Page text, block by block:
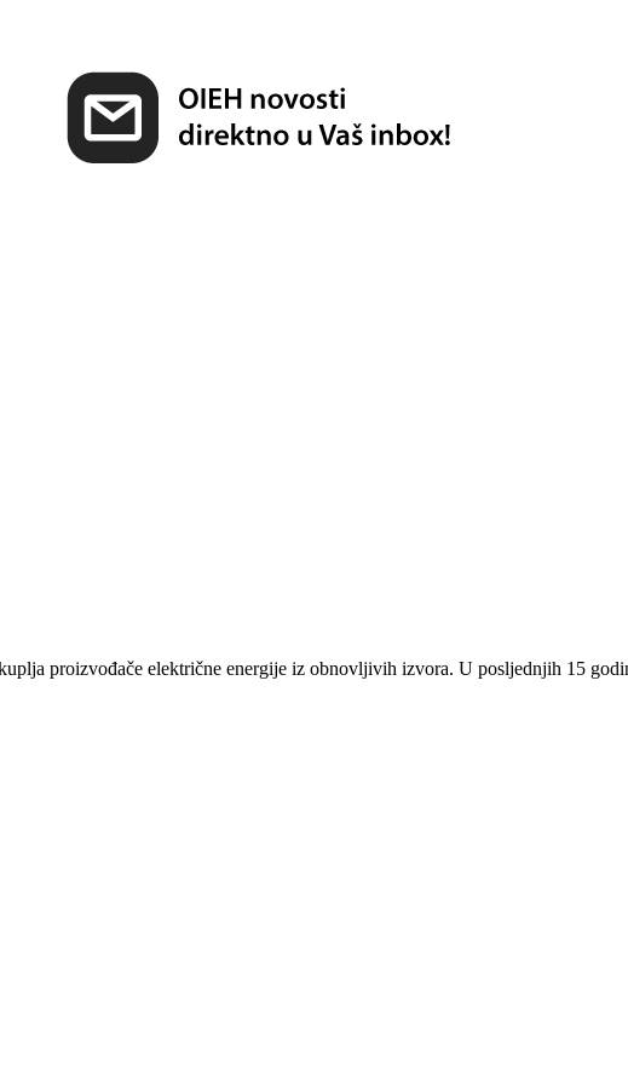
proizvođače električne energije iz obnovljivih izvora. U posljednjih 15